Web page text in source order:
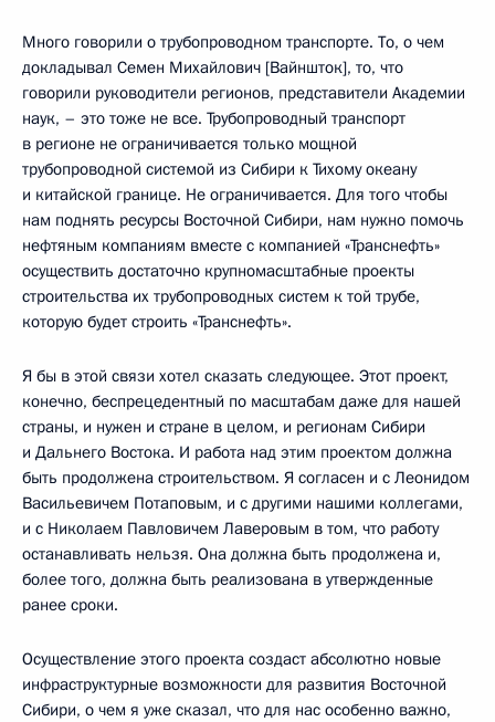
Много говорили о трубопроводном транспорте. То, о чем
докладывал Семен Михайлович [Вайншток], то, что
говорили руководители регионов, представители Академии
наук, – это тоже не все. Трубопроводный транспорт
в регионе не ограничивается только мощной
трубопроводной системой из Сибири к Тихому океану
и китайской границе. Не ограничивается. Для того чтобы
нам поднять ресурсы Восточной Сибири, нам нужно помочь
нефтяным компаниям вместе с компанией «Транснефть»
осуществить достаточно крупномасштабные проекты
строительства их трубопроводных систем к той трубе,
которую будет строить «Транснефть».
Я бы в этой связи хотел сказать следующее. Этот проект,
конечно, беспрецедентный по масштабам даже для нашей
страны, и нужен и стране в целом, и регионам Сибири
и Дальнего Востока. И работа над этим проектом должна
быть продолжена строительством. Я согласен и с Леонидом
Васильевичем Потаповым, и с другими нашими коллегами,
и с Николаем Павловичем Лаверовым в том, что работу
останавливать нельзя. Она должна быть продолжена и,
более того, должна быть реализована в утвержденные
ранее сроки.
Осуществление этого проекта создаст абсолютно новые
инфраструктурные возможности для развития Восточной
Сибири, о чем я уже сказал, что для нас особенно важно,